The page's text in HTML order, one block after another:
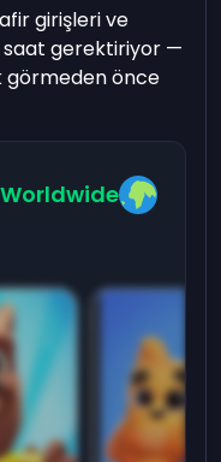
girişleri ve
saat gerektiriyor —
görmeden önce